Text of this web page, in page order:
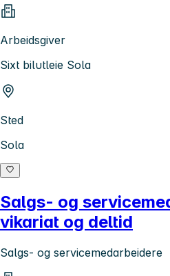
Arbeidsgiver
Sixt bilutleie Sola
Sted
Sola
Salgs- og
vikariat og deltid
Salgs- og servicemedarbeidere